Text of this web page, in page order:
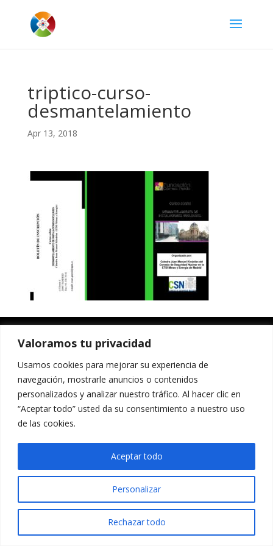
Valoramos tu privacidad
Usamos cookies para mejorar su experiencia de
navegación, mostrarle anuncios o contenidos
personalizados y analizar nuestro tráfico. Al hacer clic en
“Aceptar todo” usted da su consentimiento a nuestro uso
de las cookies.
Personalizar
Rechazar todo
Aceptar todo
triptico-curso-
desmantelamiento
Apr 13, 2018